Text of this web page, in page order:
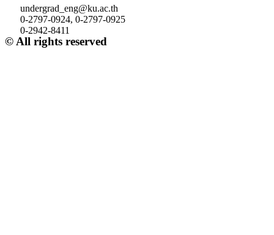
undergrad_eng@ku.ac.th
0-2797-0924, 0-2797-0925
0-2942-8411
© All rights reserved